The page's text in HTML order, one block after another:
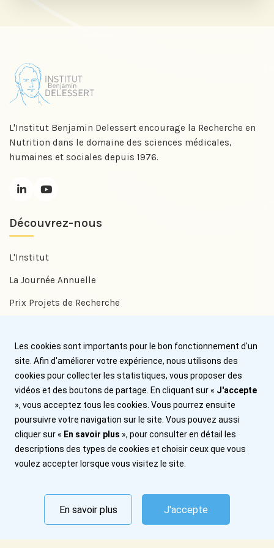
Abonnez-vous
mail, recevez nos newsletters en
Prix Projets de Recherche
L'Institut Benjamin Delessert encourage la Recherche en
Nutrition dans le domaine des sciences médicales,
humaines et sociales depuis 1976.
Découvrez-nous
L'Institut
La Journée Annuelle
Prix Projets de Recherche
Prix Jean Trémolières
Aide
Nous contacter
Plan du site
Mentions légales
© 2026 Institut Benjamin Delessert. Tous droits réservés.
Politique de confidentialité
Les cookies sont importants pour le bon fonctionnement d'un
site. Afin d'améliorer votre expérience, nous utilisons des
cookies pour collecter les statistiques, vous proposer des
vidéos et des boutons de partage. En cliquant sur « J'accepte
», vous acceptez tous les cookies. Vous pourrez ensuite
poursuivre votre navigation sur le site. Vous pouvez aussi
cliquer sur « En savoir plus », pour consulter en détail les
descriptions des types de cookies et choisir ceux que vous
voulez accepter lorsque vous visitez le site.
En savoir plus J'accepte